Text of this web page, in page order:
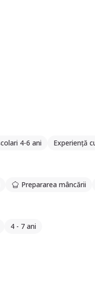
4-6 ani Experiență
Prepararea mâncării
4 - 7 ani